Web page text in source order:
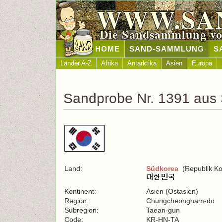
Die Sandsammlung
HOME SAND-SAMMLUNG
Länder A-Z Afrika Antarktika Asien Europa
Sandprobe Nr. 1391 aus
Land: Südkorea (Republik
Kontinent:
Asien (Ostasien)
Region:
Chungcheongnam-do
Subregion:
Taean-gun
Code:
KR-HN-TA